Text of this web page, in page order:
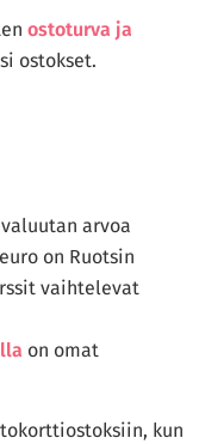
ostoturva ja
ostokset.
arvoa
on Ruotsin
vaihtelevat
on omat
kun